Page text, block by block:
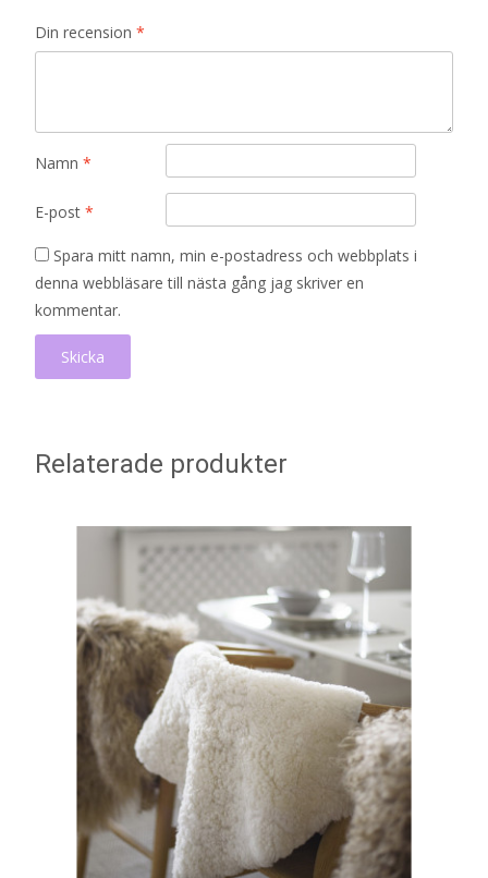
Din recension *
Namn *
E-post *
Spara mitt namn, min e-postadress och webbplats i
denna webbläsare till nästa gång jag skriver en
kommentar.
Relaterade produkter